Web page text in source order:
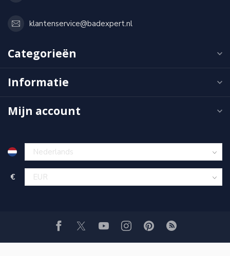
klantenservice@badexpert.nl
Categorieën
Informatie
Mijn account
€